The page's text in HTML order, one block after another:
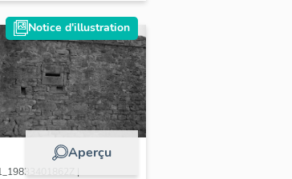
Notice d'illustration
Aperçu
|